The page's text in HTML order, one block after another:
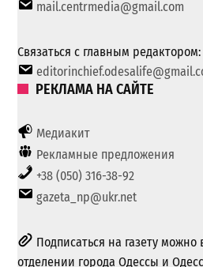
mail.centrmedia@gmail.com
Связаться с главным редактором:
РЕКЛАМА НА САЙТЕ
Медиакит
Рекламные предложения
+38 (050) 316-38-92
gazeta_np@ukr.net
Подписаться на газету
отделении города Одессы и